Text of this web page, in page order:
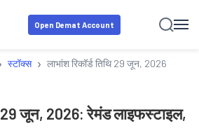
Open Demat Account
स्टॉक्स › लाभांश रिकॉर्ड तिथि 29 जून, 2026: रेमंड
29 जून, 2026: रेमंड लाइफस्टाइल,